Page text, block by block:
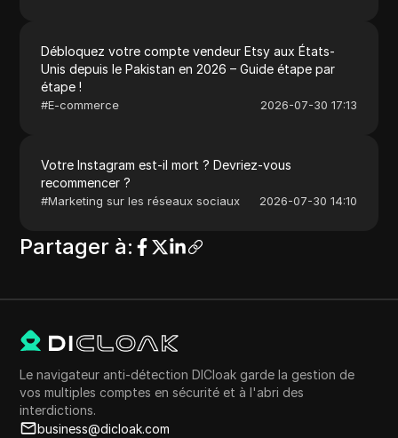
Débloquez votre compte vendeur Etsy aux États-
Unis depuis le Pakistan en 2026 – Guide étape par
étape !
#E-commerce 2026-07-30 17:13
Votre Instagram est-il mort ? Devriez-vous
recommencer ?
#Marketing sur les réseaux sociaux 2026-07-30 14:10
Partager à:
Le navigateur anti-détection DICloak garde la gestion de
vos multiples comptes en sécurité et à l'abri des
interdictions.
business@dicloak.com